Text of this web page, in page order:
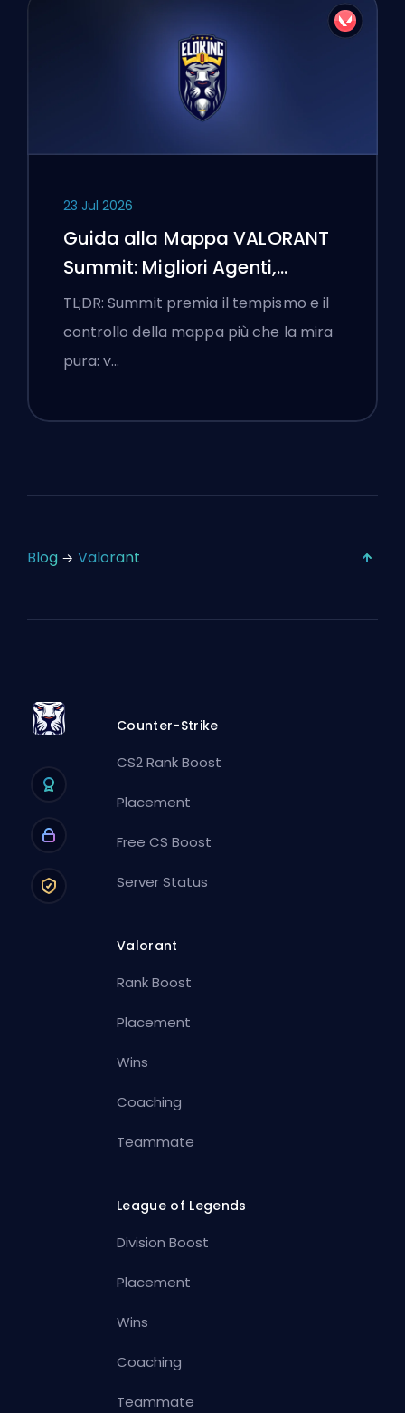
23 Jul 2026
Guida alla Mappa VALORANT
Summit: Migliori Agenti,
Chiamate e Fumogeni
TL;DR: Summit premia il tempismo e il
controllo della mappa più che la mira
pura: v…
Blog Valorant
Counter-Strike
CS2 Rank Boost
Placement
Free CS Boost
Server Status
Valorant
Rank Boost
Placement
Wins
Coaching
Teammate
League of Legends
Division Boost
Placement
Wins
Coaching
Teammate